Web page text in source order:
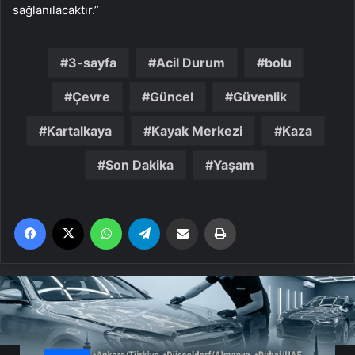
sağlanılacaktır.”
3-sayfa Acil Durum bolu
Çevre Güncel Güvenlik
Kartalkaya Kayak Merkezi Kaza
Son Dakika Yaşam
Facebook WhatsApp Email'den paylaş